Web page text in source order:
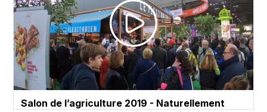
Salon de l’agriculture 2019 - Naturellement